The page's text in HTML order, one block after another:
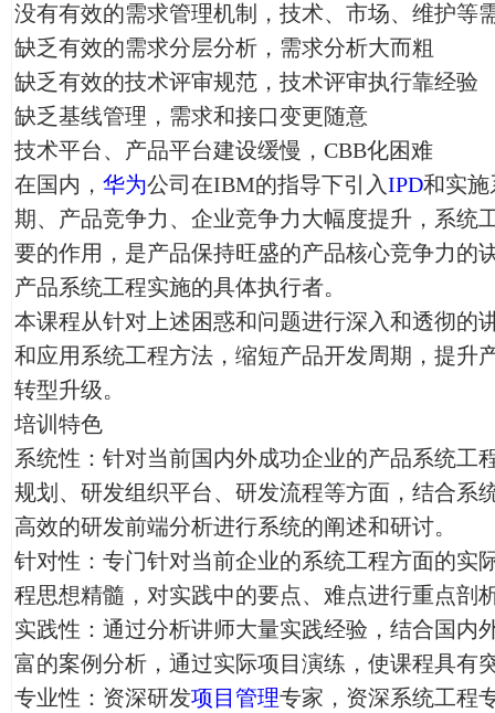
没有有效的需求管理机制，技术、市场、维护等
缺乏有效的需求分层分析，需求分析大而粗
缺乏有效的技术评审规范，技术评审执行靠经验
缺乏基线管理，需求和接口变更随意
技术平台、产品平台建设缓慢，CBB化困难
在国内， 华为公司在IBM的指导下引入IPD和实施
期、产品竞争力、企业竞争力大幅度提升，系统
要的作用，是产品保持旺盛的产品核心竞争力的
产品系统工程实施的具体执行者。
本课程从针对上述困惑和问题进行深入和透彻的
和应用系统工程方法，缩短产品开发周期，提升
转型升级。
培训特色
系统性：针对当前国内外成功企业的产品系统工
规划、研发组织平台、研发流程等方面，结合系
高效的研发前端分析进行系统的阐述和研讨。
针对性：专门针对当前企业的系统工程方面的实
程思想精髓，对实践中的要点、难点进行重点剖
实践性：通过分析讲师大量实践经验，结合国内
富的案例分析，通过实际项目演练，使课程具有
专业性：资深研发项目管理专家，资深系统工程